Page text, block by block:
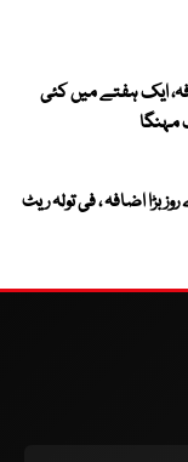
ایک ہفتے میں کئی
اضافہ ، فی تولہ ریٹ